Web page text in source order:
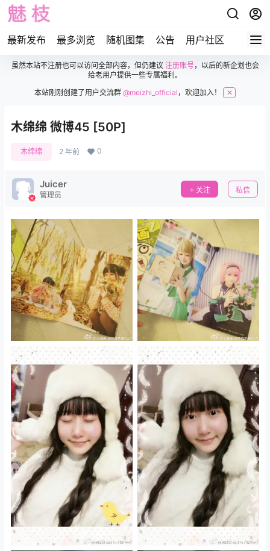
最新发布 最多浏览 随机图集 公告 用户社区
虽然本站不注册也可以访问全部内容，但仍建议 注册账号，以后的新企划也会
给老用户提供一些专属福利。
本站刚刚创建了用户交流群@meizhi_official ，欢迎加入！ ✕
木绵绵 微博45 [50P]
木绵绵 2 年前 0
Juicer
管理员
关注 私信